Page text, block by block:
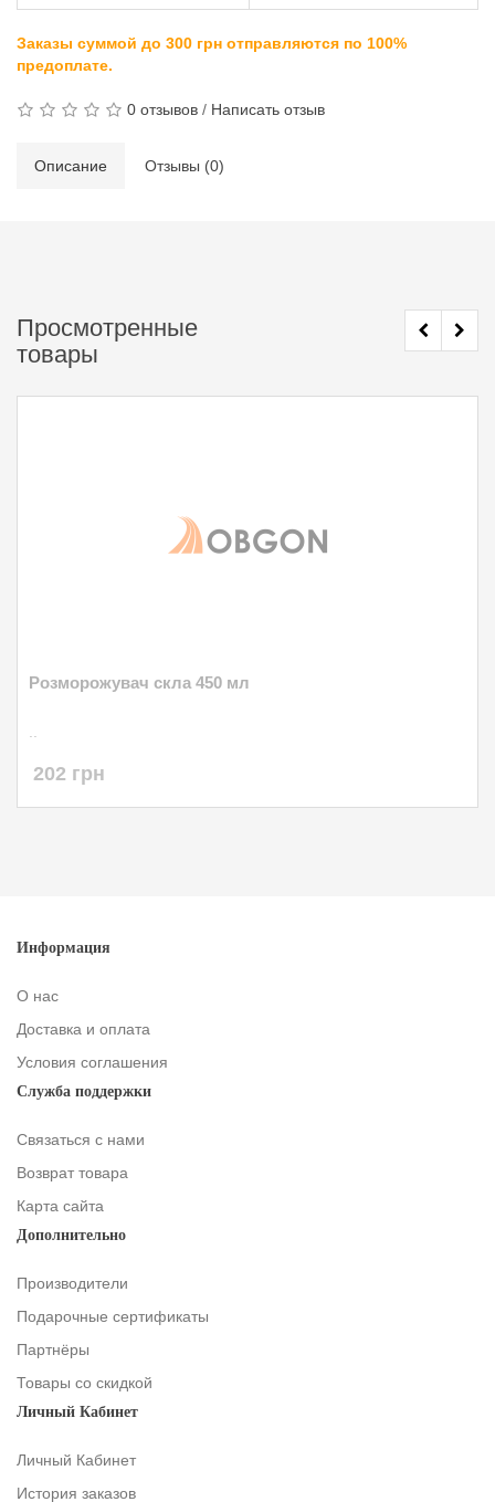
Заказы суммой до 300 грн отправляются по 100%
предоплате.
0 отзывов / Написать отзыв
Описание Отзывы (0)
Просмотренные
товары
Розморожувач скла 450 мл
202 грн
Информация
О нас
Доставка и оплата
Условия соглашения
Служба поддержки
Связаться с нами
Возврат товара
Карта сайта
Дополнительно
Производители
Подарочные сертификаты
Партнёры
Товары со скидкой
Личный Кабинет
Личный Кабинет
История заказов